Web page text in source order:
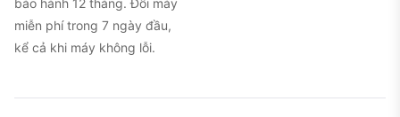
bảo hành 12 tháng. Đổi máy
miễn phí trong 7 ngày đầu,
kể cả khi máy không lỗi.